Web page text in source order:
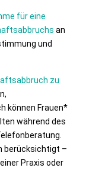
für eine
an
und
zu
können Frauen*
während des
berücksichtigt –
Praxis oder